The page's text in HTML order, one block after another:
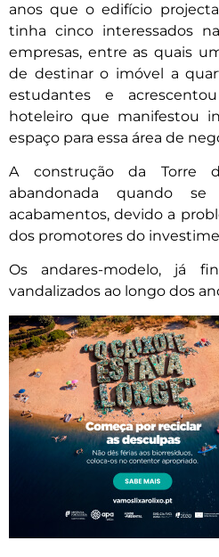
anos que o edifício
tinha cinco interessados
empresas, entre as quais
de destinar o imóvel a
estudantes e
hoteleiro que manifestou
espaço para essa área de
A construção da Torre
abandonada quando
acabamentos, devido a
dos promotores do
Os andares-modelo, já
vandalizados ao longo dos